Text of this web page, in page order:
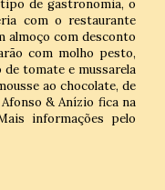
de gastronomia, o
com o restaurante
almoço com desconto
com molho pesto,
tomate e mussarela
ao chocolate, de
& Anízio fica na
informações pelo